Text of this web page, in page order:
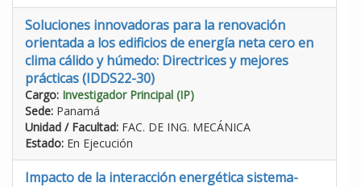
Soluciones innovadoras para la renovación
orientada a los edificios de energía neta cero en
clima cálido y húmedo: Directrices y mejores
prácticas (IDDS22-30)
Cargo: Investigador Principal (IP)
Sede: Panamá
Unidad / Facultad: FAC. DE ING. MECÁNICA
Estado: En Ejecución
Impacto de la interacción energética sistema-